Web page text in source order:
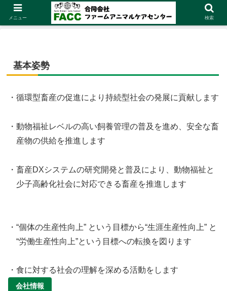
基本姿勢
・循環型畜産の促進により持続型社会の発展に貢献します
・動物福祉レベルの高い飼養管理の普及を進め、安全な畜
産物の供給を推進します
・畜産DXシステムの研究開発と普及により、動物福祉と
少子高齢化社会に対応できる畜産を推進します
・“個体の生産性向上” という目標から“生涯生産性向上” と
“労働生産性向上”という目標への転換を図ります
・食に対する社会の理解を深める活動をします
会社情報
メニュー 検索